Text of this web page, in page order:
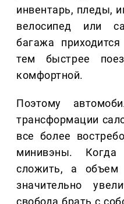
инвентарь, пледы,
велосипед или
багажа
тем быстрее
комфортной.
Поэтому
трансформации
все более
минивэны.
сложить, а объем
значительно
свобода брать с